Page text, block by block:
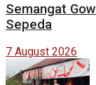
Semangat
Sepeda
7 August 2026